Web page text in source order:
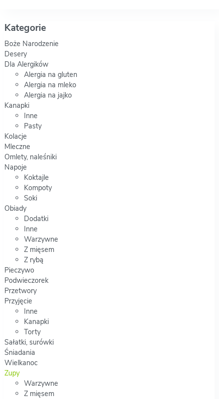
Kategorie
Boże Narodzenie
Desery
Dla Alergików
Alergia na gluten
Alergia na mleko
Alergia na jajko
Kanapki
Inne
Pasty
Kolacje
Mleczne
Omlety, naleśniki
Napoje
Koktajle
Kompoty
Soki
Obiady
Dodatki
Inne
Warzywne
Z mięsem
Z rybą
Pieczywo
Podwieczorek
Przetwory
Przyjęcie
Inne
Kanapki
Torty
Sałatki, surówki
Śniadania
Wielkanoc
Zupy
Warzywne
Z mięsem